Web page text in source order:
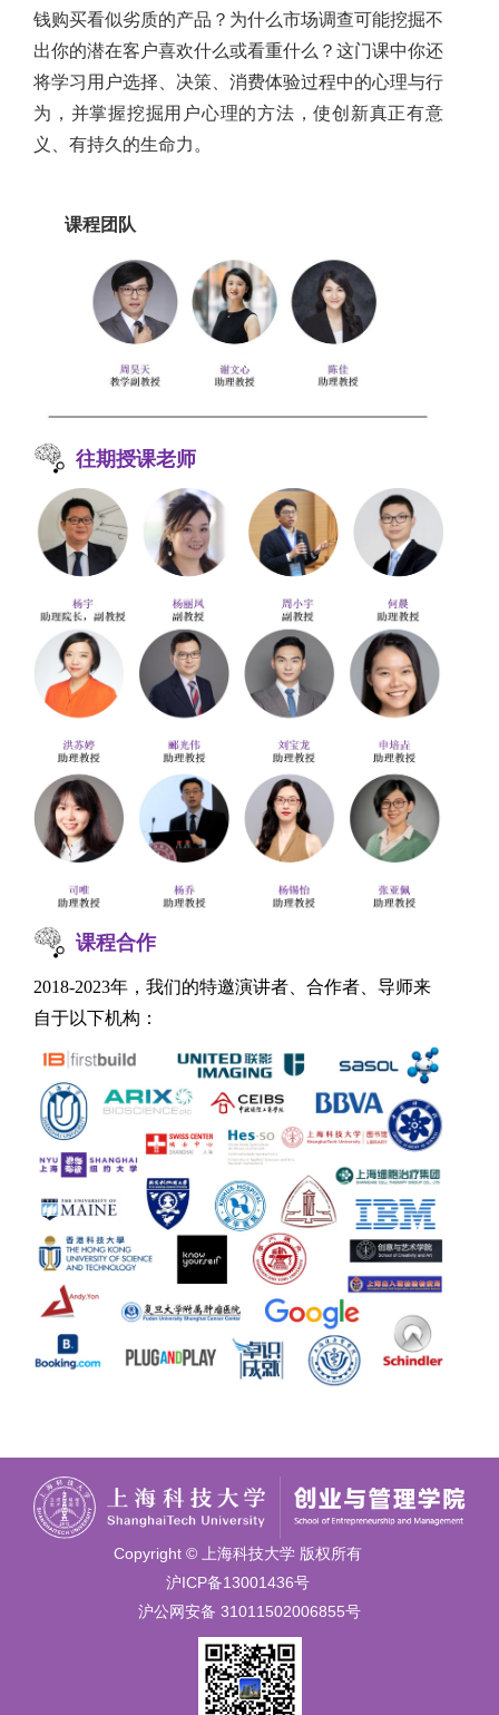
钱购买看似劣质的产品？为什么市场调查可能挖掘不
出你的潜在客户喜欢什么或看重什么？这门课中你还
将学习用户选择、决策、消费体验过程中的心理与行
为，并掌握挖掘用户心理的方法，使创新真正有意
义、有持久的生命力。
课程团队
往期授课老师
课程合作
2018-2023年，我们的特邀演讲者、合作者、导师来
自于以下机构：
Copyright © 上海科技大学 版权所有
沪ICP备13001436号
沪公网安备 31011502006855号